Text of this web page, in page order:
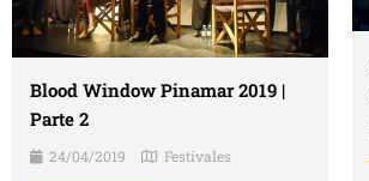
Blood Window Pinamar 2019 |
Parte 2
24/04/2019 Festivales